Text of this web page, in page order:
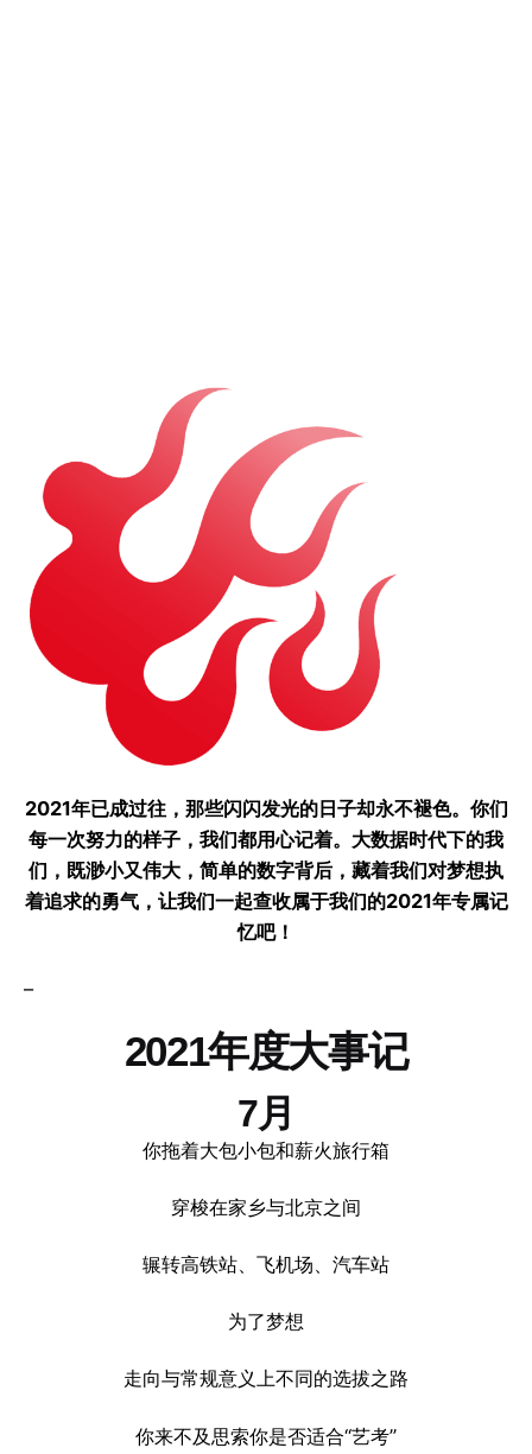
2021年已成过往，那些闪闪发光的日子却永不褪色。你们
每一次努力的样子，我们都用心记着。大数据时代下的我
们，既渺小又伟大，简单的数字背后，藏着我们对梦想执
着追求的勇气， 让我们一起查收属于我们的2021年专属记
忆吧！
–
2021年度大事记
7月
你拖着大包小包和薪火旅行箱
穿梭在家乡与北京之间
辗转高铁站、飞机场、汽车站
为了梦想
走向与常规意义上不同的选拔之路
你来不及思索你是否适合“艺考”